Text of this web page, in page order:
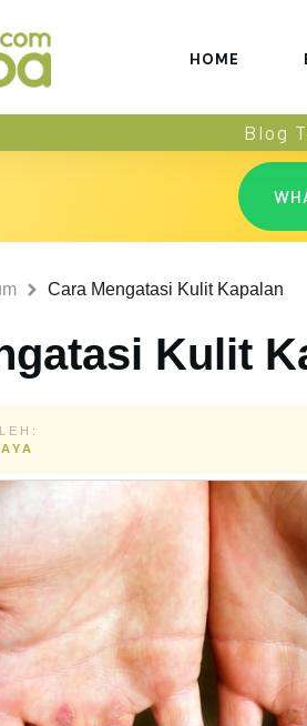
HOME
Blog
Cara Mengatasi Kulit Kapalan
Kulit